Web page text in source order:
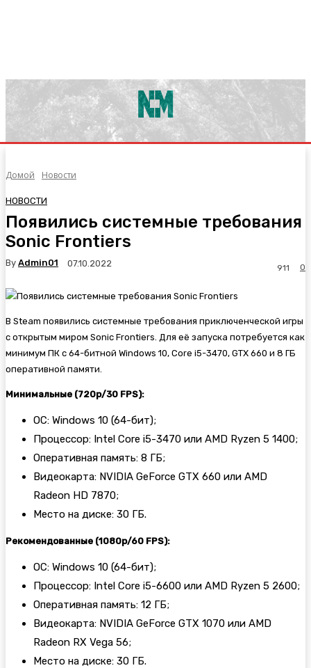
Домой Новости
НОВОСТИ
Появились системные требования
Sonic Frontiers
By Admin01 07.10.2022 0
911
В Steam появились системные требования приключенческой игры
с открытым миром Sonic Frontiers. Для её запуска потребуется как
минимум ПК с 64-битной Windows 10, Core i5-3470, GTX 660 и 8 ГБ
оперативной памяти.
Минимальные (720p/30 FPS):
ОС: Windows 10 (64-бит);
Процессор: Intel Core i5-3470 или AMD Ryzen 5 1400;
Оперативная память: 8 ГБ;
Видеокарта: NVIDIA GeForce GTX 660 или AMD
Radeon HD 7870;
Место на диске: 30 ГБ.
Рекомендованные (1080p/60 FPS):
ОС: Windows 10 (64-бит);
Процессор: Intel Core i5-6600 или AMD Ryzen 5 2600;
Оперативная память: 12 ГБ;
Видеокарта: NVIDIA GeForce GTX 1070 или AMD
Radeon RX Vega 56;
Место на диске: 30 ГБ.